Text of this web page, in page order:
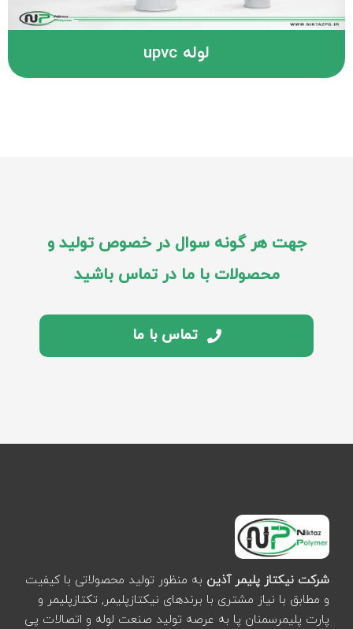
لوله upvc
جهت هر گونه سوال در خصوص تولید و
محصولات با ما در تماس باشید
تماس با ما
شرکت نیکتاز پلیمر آذین به منظور تولید محصولاتی با کیفیت
و مطابق با نیاز مشتری با برندهای نیکتازپلیمر, تکتازپلیمر و
پارت پلیمرسمنان پا به عرصه تولید صنعت لوله و اتصالات پی